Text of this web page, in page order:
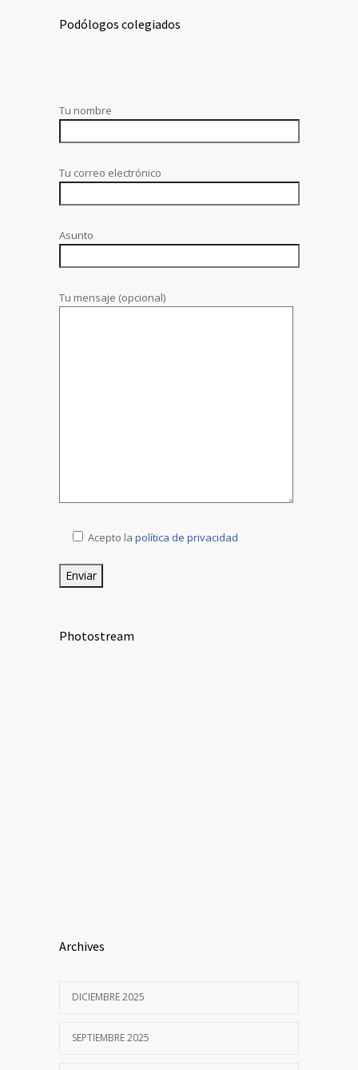
Podólogos colegiados
Tu nombre
Tu correo electrónico
Asunto
Tu mensaje (opcional)
Acepto la política de privacidad
Photostream
Archives
DICIEMBRE 2025
SEPTIEMBRE 2025